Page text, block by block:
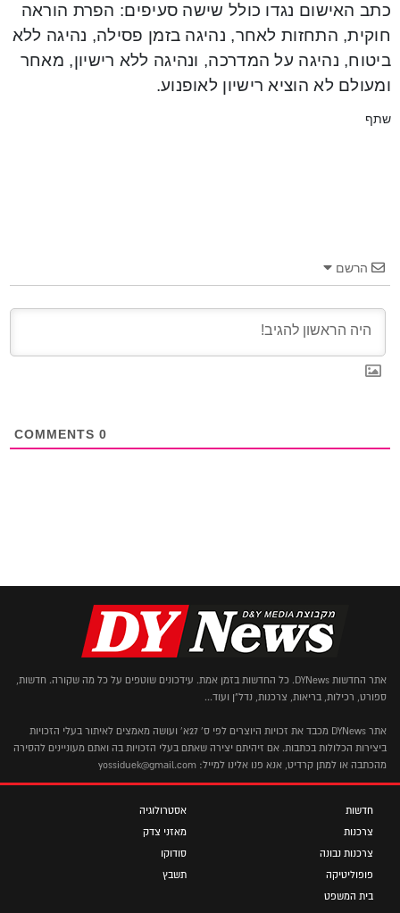
כתב האישום נגדו כולל שישה סעיפים: הפרת הוראה
חוקית, התחזות לאחר, נהיגה בזמן פסילה, נהיגה ללא
ביטוח, נהיגה על המדרכה, ונהיגה ללא רישיון, מאחר
ומעולם לא הוציא רישיון לאופנוע.
שתף
הרשם
0
אתר החדשות DYNews. כל החדשות בזמן אמת. עידכונים שוטפים על כל מה שקורה. חדשות,
ספורט, רכילות, בריאות, צרכנות, נדל"ן ועוד...
אתר DYNews מכבד את זכויות היוצרים לפי ס' 27א' ועושה מאמצים לאיתור בעלי הזכויות
ביצירות הכלולות בכתבות. אם זיהיתם יצירה שאתם בעלי הזכויות בה ואתם מעוניינים להסירה
מהכתבה או למתן קרדיט, אנא פנו אלינו למייל: yossiduek@gmail.com
חדשות
צרכנות
צרכנות נבונה
פופוליטיקה
בית המשפט
אסטרולוגיה
מאזני צדק
סודוקו
תשבץ